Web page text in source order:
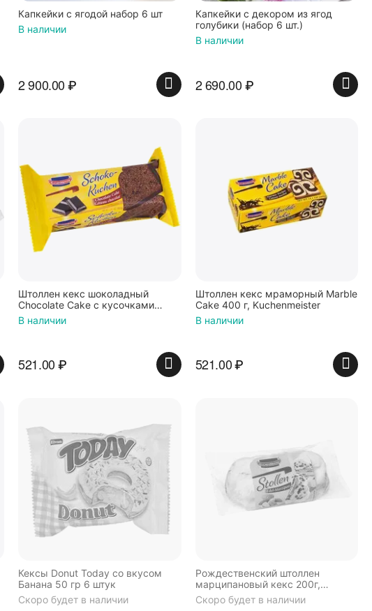
Капкейки с ягодой набор 6 шт
В наличии
2 900.00₽
Капкейки с декором из ягод
голубики (набор 6 шт.)
В наличии
2 690.00₽
Штоллен кекс шоколадный
Chocolate Cake с кусочками
шоколада 400 г, KuchenMeister
В наличии
521.00₽
Штоллен кекс мраморный Marble
Cake 400 г, Kuchenmeister
В наличии
521.00₽
Кексы Donut Today со вкусом
Банана 50 гр 6 штук
Скоро будет в наличии
Рождественский штоллен
марципановый кекс 200г,
KUCHENMEISTER
Скоро будет в наличии